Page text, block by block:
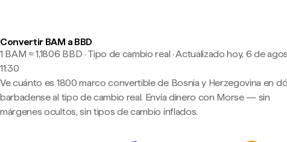
Convertir BAM a BBD
1 BAM ≈ 1,1806 BBD · Tipo de cambio real ·Actualizado hoy, 6 de
11:30
Ve cuánto es 1800 marco convertible de Bosnia y Herzegovina en
barbadense al tipo de cambio real. Envía dinero con Morse — sin
márgenes ocultos, sin tipos de cambio inflados.